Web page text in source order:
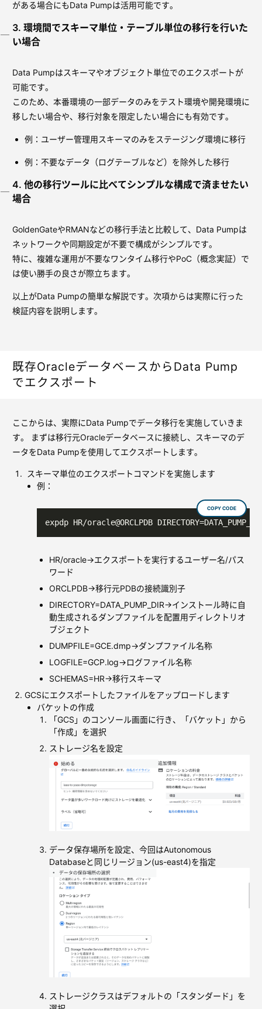
がある場合にもData Pumpは活用可能です。
3. 環境間でスキーマ単位・テーブル単位の移行を行いた
い場合
Data Pumpはスキーマやオブジェクト単位でのエクスポートが
可能です。
このため、本番環境の一部データのみをテスト環境や開発環境に
移したい場合や、移行対象を限定したい場合にも有効です。
例：ユーザー管理用スキーマのみをステージング環境に移行
例：不要なデータ（ログテーブルなど）を除外した移行
4. 他の移行ツールに比べてシンプルな構成で済ませたい
場合
GoldenGateやRMANなどの移行手法と比較して、Data Pumpは
ネットワークや同期設定が不要で構成がシンプルです。
特に、複雑な運用が不要なワンタイム移行やPoC（概念実証）で
は使い勝手の良さが際立ちます。
以上がData Pumpの簡単な解説です。次項からは実際に行った
検証内容を説明します。
既存OracleデータベースからData Pump
でエクスポート
ここからは、実際にData Pumpでデータ移行を実施していきま
す。 まずは移行元Oracleデータベースに接続し、スキーマのデ
ータをData Pumpを使用してエクスポートします。
スキーマ単位のエクスポートコマンドを実施します
例：
COPY CODE
expdp HR/oracle@ORCLPDB
HR/oracle→エクスポートを実行するユーザー名/パス
ワード
ORCLPDB→移行元PDBの接続識別子
DIRECTORY=DATA_PUMP_DIR→インストール時に自
動生成されるダンプファイルを配置用ディレクトリオ
ブジェクト
DUMPFILE=GCE.dmp→ダンプファイル名称
LOGFILE=GCP.log→ログファイル名称
SCHEMAS=HR→移行スキーマ
GCSにエクスポートしたファイルをアップロードします
バケットの作成
「GCS」のコンソール画面に行き、「バケット」から
「作成」を選択
ストレージ名を設定
データ保存場所を設定、今回はAutonomous
Databaseと同じリージョン(us-east4)を指定
ストレージクラスはデフォルトの「スタンダード」を